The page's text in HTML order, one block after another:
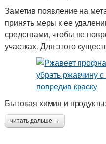
Заметив появление на
принять меры к ее
средствами, чтобы не
участках. Для этого
Бытовая химия и продукты:
читать дальше →